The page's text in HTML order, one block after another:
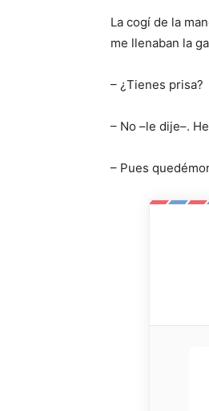
La cogí de la
me llenaban la
– ¿Tienes prisa?
– No –le dije–.
– Pues